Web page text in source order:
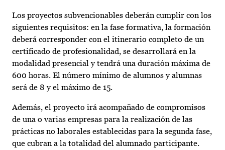
Los proyectos subvencionables deberán cumplir con los
siguientes requisitos: en la fase formativa, la formación
deberá corresponder con el itinerario completo de un
certificado de profesionalidad, se desarrollará en la
modalidad presencial y tendrá una duración máxima de
600 horas. El número mínimo de alumnos y alumnas
será de 8 y el máximo de 15.
Además, el proyecto irá acompañado de compromisos
de una o varias empresas para la realización de las
prácticas no laborales establecidas para la segunda fase,
que cubran a la totalidad del alumnado participante.